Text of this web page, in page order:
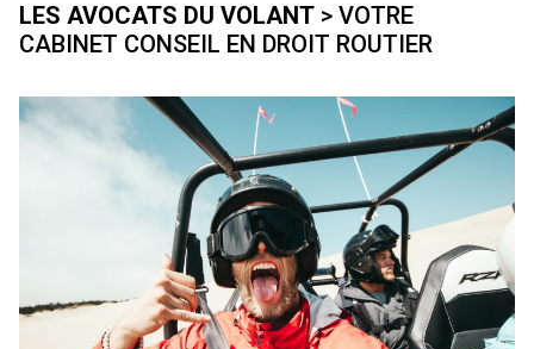
LES AVOCATS DU VOLANT > VOTRE
CABINET CONSEIL EN DROIT ROUTIER